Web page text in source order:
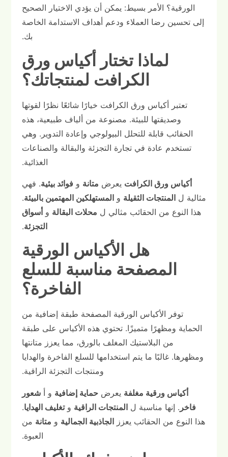
الورقية؟ الأمر بسيط: يمكن أن يؤدي الاختيار الصحيح
إلى تحسين رضا العملاء ودعم أهداف الاستدامة الخاصة
بك.
لماذا تختار أكياس ورق
الكرافت لمنتجاتك؟
تعتبر أكياس ورق الكرافت خيارًا شائعًا نظرًا لقوتها
وصديقتها للبيئة. مصنوعة من ألياف طبيعية، هذه
الحقائب قابلة للتحلل البيولوجي وإعادة التدوير. وهي
تستخدم عادة في تجارة التجزئة والبقالة والصناعات
الغذائية.
أكياس ورق الكرافت يعرض متانة و فوائد بيئية. فهي
مثالية لالمنتجات الثقيلة والمستهلكين المهتمين بالبيئة.
هذا النوع من الحقائب مثالي ل محلات البقالة وأسواق
التجزئة.
هل الأكياس الورقية
المصفحة مناسبة للسلع
الفاخرة؟
توفر الأكياس الورقية المصفحة طبقة إضافية من
الحماية ومظهرًا متميزًا. تحتوي هذه الأكياس على طبقة
من البلاستيك المغلف بالورق، مما يعزز متانتها
ومظهرها. غالبًا ما يتم استخدامها للسلع الفاخرة والهدايا
ومنتجات التجزئة الراقية.
أكياس ورقية مغلفة يعرضحماية إضافية و أشعور
فاخر . إنها مناسبة لالمنتجات الراقية وتغليف الهدايا.
هذا النوع من الحقائب يعززالجاذبية الجمالية و متانة من
العبوة.